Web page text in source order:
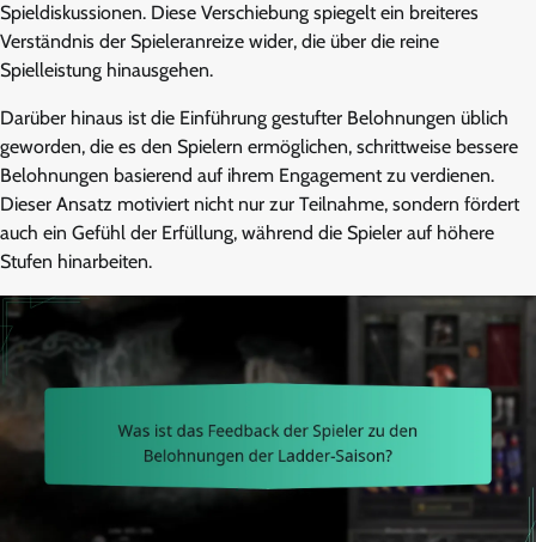
Spieldiskussionen. Diese Verschiebung spiegelt ein breiteres
Verständnis der Spieleranreize wider, die über die reine
Spielleistung hinausgehen.
Darüber hinaus ist die Einführung gestufter Belohnungen üblich
geworden, die es den Spielern ermöglichen, schrittweise bessere
Belohnungen basierend auf ihrem Engagement zu verdienen.
Dieser Ansatz motiviert nicht nur zur Teilnahme, sondern fördert
auch ein Gefühl der Erfüllung, während die Spieler auf höhere
Stufen hinarbeiten.